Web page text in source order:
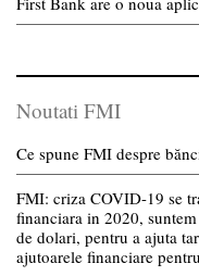
Noutati FMI
Ce spune FMI despre
FMI: criza COVID-19 se
financiara in 2020,
de dolari, pentru a ajuta
ajutoarele financiare